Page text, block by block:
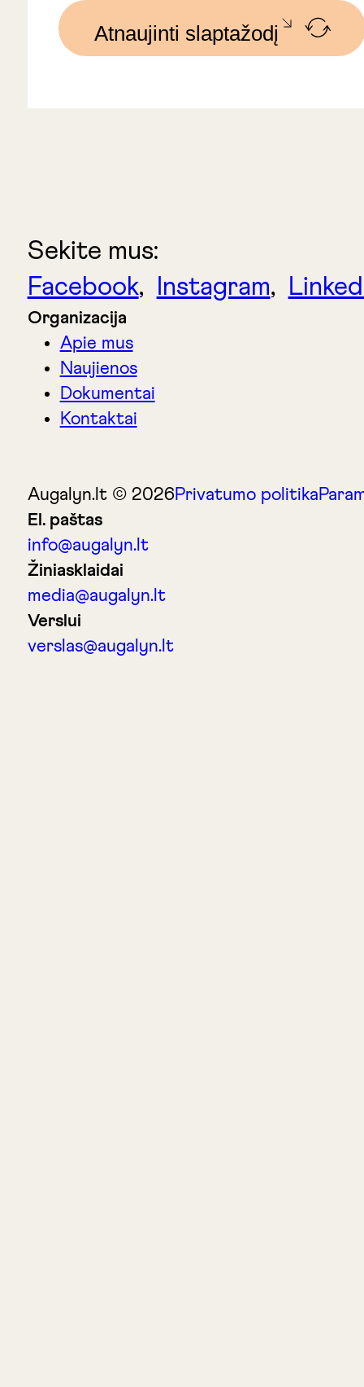
Atnaujinti slaptažodį
Sekite mus:
Facebook, Instagram,
Organizacija
Apie mus
Naujienos
Dokumentai
Kontaktai
Augalyn.lt © 2026Privatumo politika
El. paštas
info@augalyn.lt
Žiniasklaidai
media@augalyn.lt
Verslui
verslas@augalyn.lt